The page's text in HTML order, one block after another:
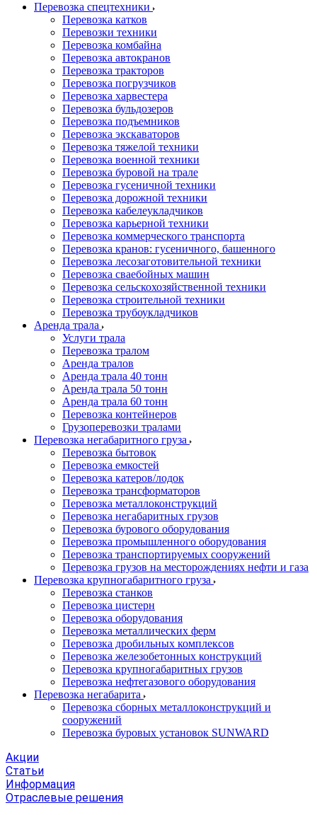
Перевозка спецтехники
Перевозка катков
Перевозки техники
Перевозка комбайна
Перевозка автокранов
Перевозка тракторов
Перевозка погрузчиков
Перевозка харвестера
Перевозка бульдозеров
Перевозка подъемников
Перевозка экскаваторов
Перевозка тяжелой техники
Перевозка военной техники
Перевозка буровой на трале
Перевозка гусеничной техники
Перевозка дорожной техники
Перевозка кабелеукладчиков
Перевозка карьерной техники
Перевозка коммерческого транспорта
Перевозка кранов: гусеничного, башенного
Перевозка лесозаготовительной техники
Перевозка сваебойных машин
Перевозка сельскохозяйственной техники
Перевозка строительной техники
Перевозка трубоукладчиков
Аренда трала
Услуги трала
Перевозка тралом
Аренда тралов
Аренда трала 40 тонн
Аренда трала 50 тонн
Аренда трала 60 тонн
Перевозка контейнеров
Грузоперевозки тралами
Перевозка негабаритного груза
Перевозка бытовок
Перевозка емкостей
Перевозка катеров/лодок
Перевозка трансформаторов
Перевозка металлоконструкций
Перевозка негабаритных грузов
Перевозка бурового оборудования
Перевозка промышленного оборудования
Перевозка транспортируемых сооружений
Перевозка грузов на месторождениях нефти и газа
Перевозка крупногабаритного груза
Перевозка станков
Перевозка цистерн
Перевозка оборудования
Перевозка металлических ферм
Перевозка дробильных комплексов
Перевозка железобетонных конструкций
Перевозка крупногабаритных грузов
Перевозка нефтегазового оборудования
Перевозка негабарита
Перевозка сборных металлоконструкций и
сооружений
Перевозка буровых установок SUNWARD
Акции
Статьи
Информация
Отраслевые решения